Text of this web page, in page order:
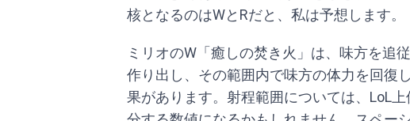
核となるのはWとRだと、私は予想します。
ミリオのW「癒しの焚き火」は、味方を追
作り出し、その範囲内で味方の体力を回復
果があります。射程範囲については、LoL